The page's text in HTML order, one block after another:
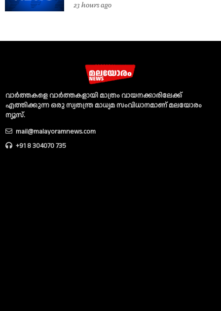
23 hours ago
വാര്‍ത്തകളെ വാര്‍ത്തകളായി മാത്രം വായനക്കാരിലേക്ക്
എത്തിക്കുന്ന ഒരു സ്വതന്ത്ര മാധ്യമ സംവിധാനമാണ് മലയോരം
ന്യൂസ്‌.
mail@malayoramnews.com
+91 8 304070 735